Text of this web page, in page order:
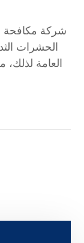
شركة مكافحة
الحشرات
العامة